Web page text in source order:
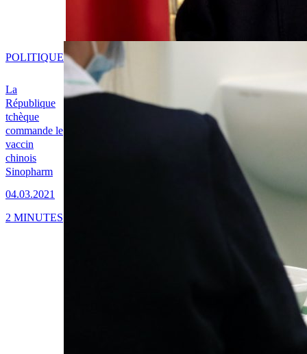
La
République
tchèque
commande le
vaccin
chinois
Sinopharm
04.03.2021
POLITIQUE
2 MINUTES